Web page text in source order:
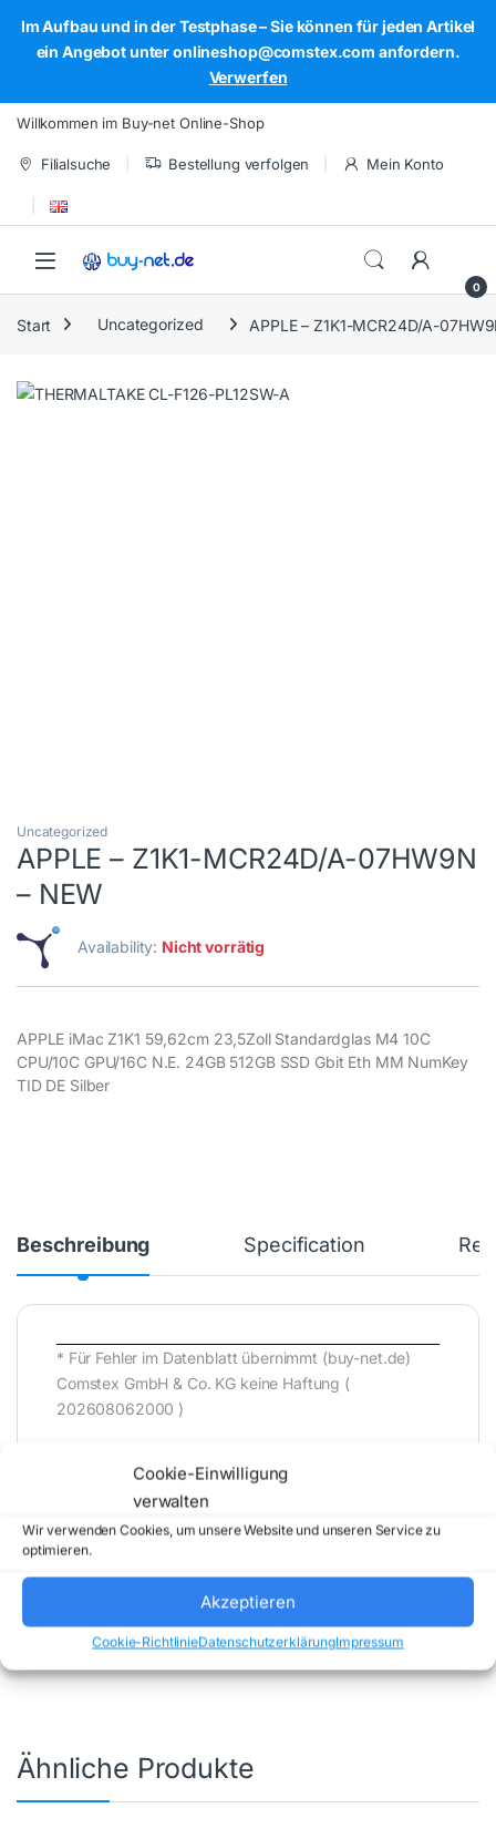
Cookie-Einwilligung
verwalten
Wir verwenden Cookies, um unsere Website und unseren Service zu
optimieren.
Akzeptieren
Cookie-RichtlinieDatenschutzerklärungImpressum
Im Aufbau und in der Testphase – Sie können für jeden Artikel
ein Angebot unter onlineshop@comstex.com anfordern.
Verwerfen
Skip to navigation
Skip to content
Willkommen im Buy-net Online-Shop
Filialsuche Bestellung verfolgen Mein Konto
Open
0
Start Uncategorized APPLE – Z1K1-MCR24D/A-
Uncategorized
APPLE – Z1K1-MCR24D/A-07HW9N
– NEW
Availability: Nicht vorrätig
APPLE iMac Z1K1 59,62cm 23,5Zoll Standardglas M4 10C
CPU/10C GPU/16C N.E. 24GB 512GB SSD Gbit Eth MM NumKey
TID DE Silber
Beschreibung Specification
* Für Fehler im Datenblatt übernimmt (buy-net.de)
Comstex GmbH & Co. KG keine Haftung (
202608062000 )
Uncategorized
Ähnliche Produkte